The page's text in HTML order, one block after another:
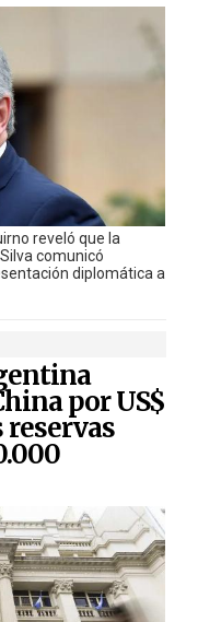
reveló que la
comunicó
diplomática a
por US$
reservas